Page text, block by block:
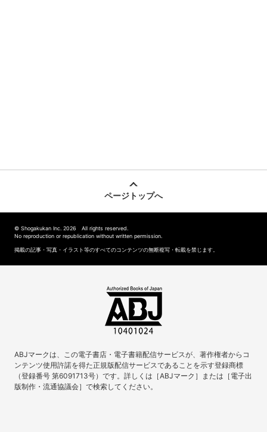
ページトップへ
© Shogakukan Inc. 2026 All rights reserved.
No reproduction or republication without written permission.
掲載の記事・写真・イラスト等のすべてのコンテンツの無断複写・転載を禁じます。
ABJマークは、この電子書店・電子書籍配信サービスが、著作権者からコ
ンテンツ使用許諾を得た正規版配信サービスであることを示す登録商標
（登録番号 第6091713号）です。詳しくは［ABJマーク］または［電子出
版制作・流通協議会］で検索してください。